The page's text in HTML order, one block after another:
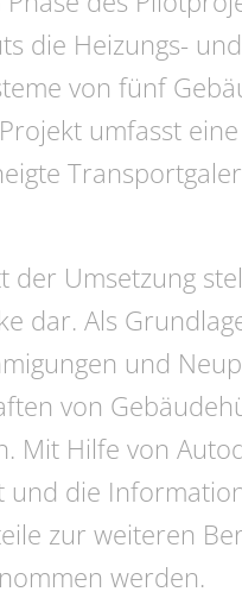
die Heizungs-
von fünf
umfasst
der Umsetzung
dar. Als
und
von
Mit Hilfe von
und die
zur weiteren
werden.